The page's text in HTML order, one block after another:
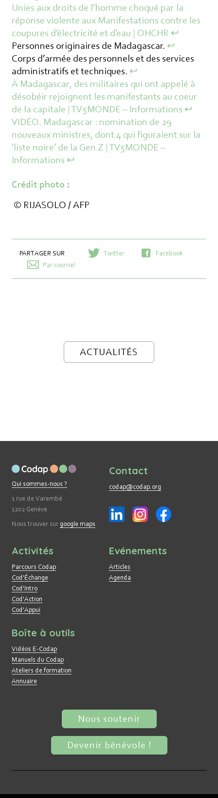
Unies aux droits de l’homme choqué par la
réponse violente aux Manifestations contre les
coupures d’électricité et d’eau | OHCHR ↩︎
Personnes originaires de Madagascar. ↩︎
Corps d’armée des personnels et des services
administratifs et techniques. ↩︎
À Madagascar, des militaires qui ont appelé à
désobéir rejoignent les manifestants au coeur
de la capitale | TV5MONDE – Informations ↩︎
VIDÉO. Madagascar : nomination de 29
nouveaux ministres, dont 4 qui figuraient sur la
‘liste noire’ de la Gen Z | TV5MONDE –
Informations ↩︎
Crédit photo :
© RIJASOLO / AFP
PARTAGER SUR Twitter
Facebook
Par courriel
ACTUALITÉS
Qui sommes-nous ?
1 rue de Varembé
1202 Genève
Nous trouver sur google maps
Contact
codap@codap.org
Activités
Parcours Codap
Cod'Échange
Cod'Intro
Cod'Action
Cod'Appui
Evénements
Articles
Agenda
Boîte à outils
Vidéos E-Codap
Manuels du Codap
Ateliers de formation
Annuaire
Nous soutenir
Devenir bénévole !